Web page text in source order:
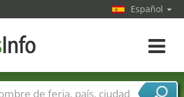
Español
toggle